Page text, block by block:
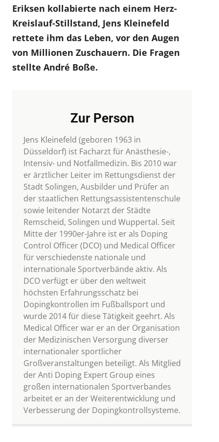
Eriksen kollabierte nach einem Herz-
Kreislauf-Stillstand, Jens Kleinefeld
rettete ihm das Leben, vor den Augen
von Millionen Zuschauern. Die Fragen
stellte André Boße.
Zur Person
Jens Kleinefeld (geboren 1963 in
Düsseldorf) ist Facharzt für Anästhesie-,
Intensiv- und Notfallmedizin. Bis 2010 war
er ärztlicher Leiter im Rettungsdienst der
Stadt Solingen, Ausbilder und Prüfer an
der staatlichen Rettungsassistentenschule
sowie leitender Notarzt der Städte
Remscheid, Solingen und Wuppertal. Seit
Mitte der 1990er-Jahre ist er als Doping
Control Officer (DCO) und Medical Officer
für verschiedenste nationale und
internationale Sportverbände aktiv. Als
DCO verfügt er über den weltweit
höchsten Erfahrungsschatz bei
Dopingkontrollen im Fußballsport und
wurde 2014 für diese Tätigkeit geehrt. Als
Medical Officer war er an der Organisation
der Medizinischen Versorgung diverser
internationaler sportlicher
Großveranstaltungen beteiligt. Als Mitglied
der Anti Doping Expert Group eines
großen internationalen Sportverbandes
arbeitet er an der Weiterentwicklung und
Verbesserung der Dopingkontrollsysteme.